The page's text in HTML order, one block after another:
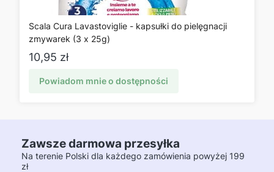
Scala Cura Lavastoviglie - kapsułki do pielęgnacji
zmywarek (3 x 25g)
Cena
10,95 zł
Powiadom mnie o dostępności
Zawsze darmowa przesyłka
Na terenie Polski dla każdego zamówienia powyżej 199
zł